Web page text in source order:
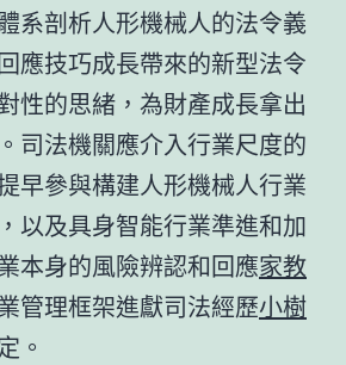
系剖析人形機械人的法令義
應技巧成長帶來的新型法令
性的思緒，為財產成長拿出
司法機關應介入行業尺度的
早參與構建人形機械人行業
以及具身智能行業準進和加
本身的風險辨認和回應家教
管理框架進獻司法經歷小樹
。